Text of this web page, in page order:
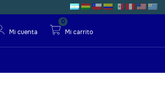
Mi cuenta Mi carrito
0